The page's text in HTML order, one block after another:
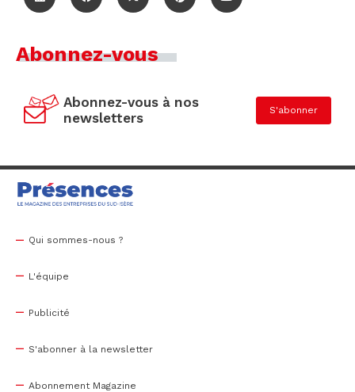
Abonnez-vous
Abonnez-vous à nos
newsletters
S'abonner
Qui sommes-nous ?
L'équipe
Publicité
S'abonner à la newsletter
Abonnement Magazine